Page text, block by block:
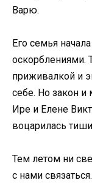
Варю.
Его семья
оскорблениями.
приживалкой и
себе. Но закон
Ире и Елене
воцарилась
Тем летом ни
с нами